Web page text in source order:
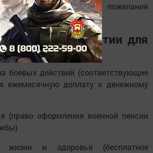
, в котором учтены пожелания
льготы и гарантии для
боевых действий (соответствующие
ежемесячную доплату к денежному
(право оформления военной пенсии
жизни и здоровья (бесплатное